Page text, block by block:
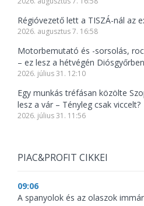
Régióvezető lett a TISZÁ-nál az
2026. augusztus 7. 16:58
Motorbemutató és -sorsolás,
– ez lesz a hétvégén Diósgyőrben
2026. július 31. 12:10
Egy munkás tréfásan közölte
lesz a vár – Tényleg csak viccelt?
2026. július 31. 11:56
PIAC&PROFIT CIKKEI
09:06
A spanyolok és az olaszok